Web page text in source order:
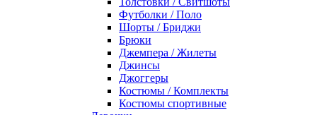
Футболки / Поло
Шорты / Бриджи
Брюки
Джемпера / Жилеты
Джинсы
Джоггеры
Костюмы / Комплекты
Костюмы спортивные